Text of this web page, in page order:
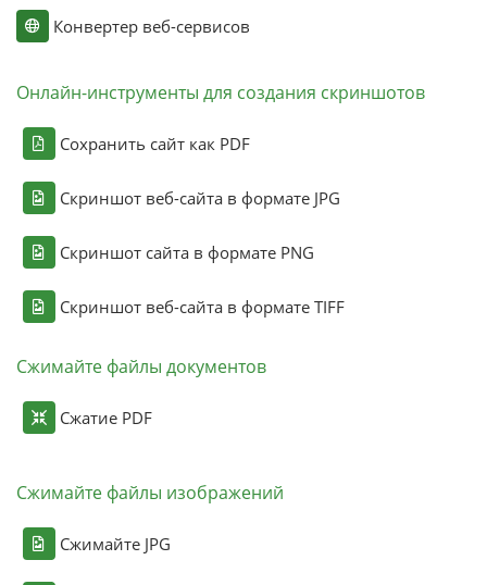
Конвертер веб-сервисов
Онлайн-инструменты для создания скриншотов
Сохранить сайт как PDF
Скриншот веб-сайта в формате JPG
Скриншот сайта в формате PNG
Скриншот веб-сайта в формате TIFF
Сжимайте файлы документов
Сжатие PDF
Сжимайте файлы изображений
Сжимайте JPG